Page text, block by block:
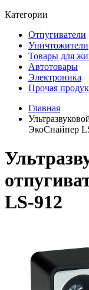
Категории
Отпугиватели
Уничтожители
Товары для
Автотовары
Электроника
Прочая
Главная
ЭкоСнайпер
LS-912